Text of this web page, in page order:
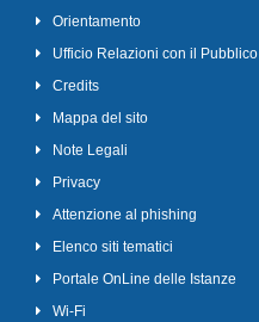
Orientamento
Ufficio Relazioni con il Pubblico
Credits
Mappa del sito
Note Legali
Privacy
Attenzione al phishing
Elenco siti tematici
Portale OnLine delle Istanze
Wi-Fi